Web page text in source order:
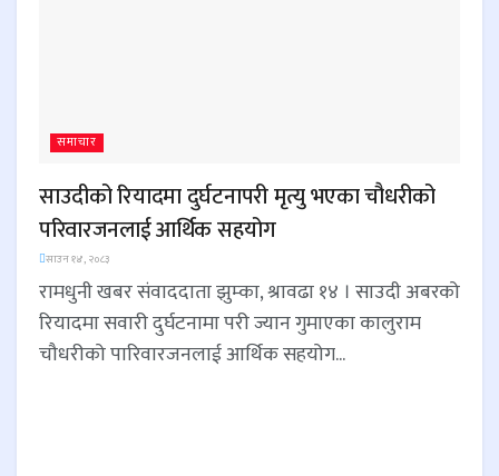
समाचार
साउदीको रियादमा दुर्घटनापरी मृत्यु भएका चौधरीको
परिवारजनलाई आर्थिक सहयोग
साउन १४, २०८३
रामधुनी खबर संवाददाता झुम्का, श्रावढा १४ । साउदी अबरको
रियादमा सवारी दुर्घटनामा परी ज्यान गुमाएका कालुराम
चौधरीको पारिवारजनलाई आर्थिक सहयोग...